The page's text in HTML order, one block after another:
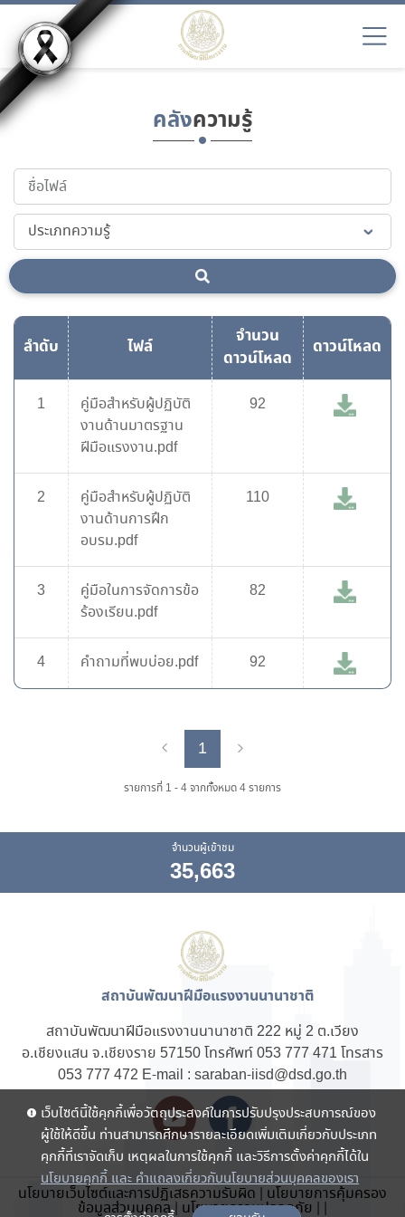
คลังความรู้
ลำดับ ไฟล์
จำนวน
ดาวน์โหลด
ดาวน์โหลด
1
คู่มือสำหรับผู้ปฏิบัติ
งานด้านมาตรฐาน
ฝีมือแรงงาน.pdf
92
2
คู่มือสำหรับผู้ปฏิบัติ
งานด้านการฝึก
อบรม.pdf
110
3
คู่มือในการจัดการข้อ
ร้องเรียน.pdf
82
4 คำถามที่พบบ่อย.pdf 92
Previous
1
รายการที่ 1 - 4 จากทั้งหมด 4 รายการ
จำนวนผู้เข้าชม
35,663
สถาบันพัฒนาฝีมือแรงงานนานาชาติ
สถาบันพัฒนาฝีมือแรงงานนานาชาติ 222 หมู่ 2 ต.เวียง
อ.เชียงแสน จ.เชียงราย 57150 โทรศัพท์ 053 777 471 โทรสาร
053 777 472 E-mail : saraban-iisd@dsd.go.th
นโยบายเว็บไซต์และการปฏิเสธความรับผิด | นโยบายการคุ้มครอง
ข้อมูลส่วนบุคคล| นโยบายความปลอดภัย | |
เว็บไซต์นี้ใช้คุกกี้เพื่อวัตถุประสงค์ในการปรับปรุงประสบการณ์ของ
ผู้ใช้ให้ดีขึ้น ท่านสามารถศึกษารายละเอียดเพิ่มเติมเกี่ยวกับประเภท
คุกกี้ที่เราจัดเก็บ เหตุผลในการใช้คุกกี้ และวิธีการตั้งค่าคุกกี้ได้ใน
นโยบายคุกกี้ และ คำแถลงเกี่ยวกับนโยบายส่วนบุคคลของเรา